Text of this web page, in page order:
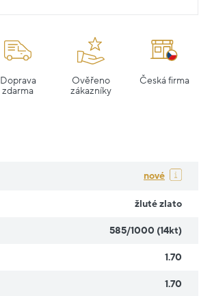
Doprava
zdarma
Ověřeno
zákazníky
Česká firma
nové
žluté zlato
585/1000 (14kt)
1.70
1.70